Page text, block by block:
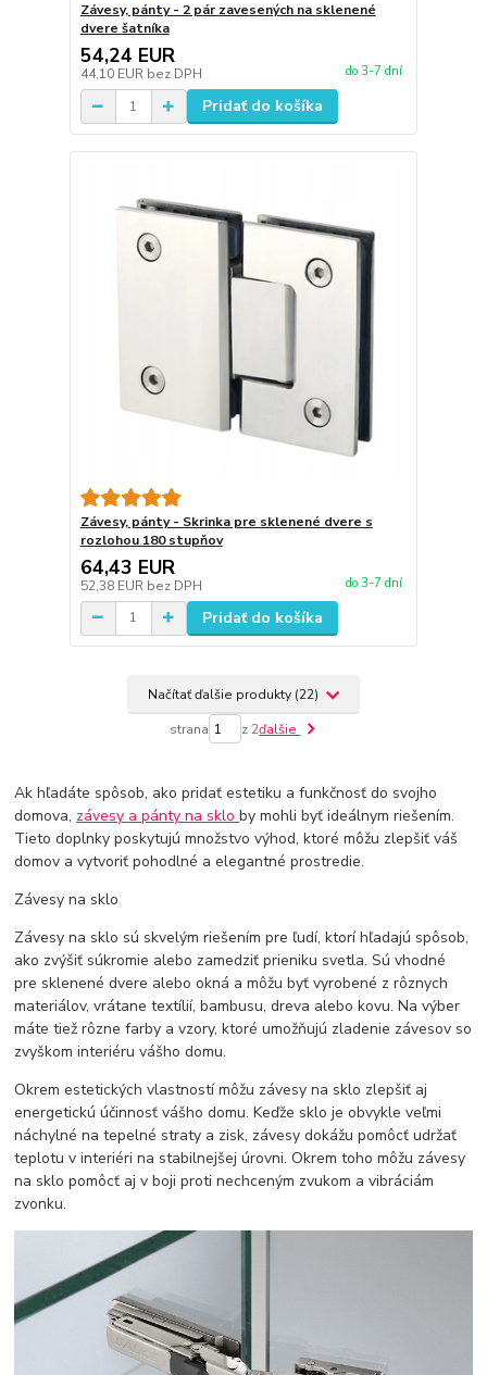
Závesy, pánty - 2 pár zavesených na sklenené
dvere šatníka
54,24 EUR
44,10 EUR bez DPH do 3-7 dní
Pridať do košíka
Závesy, pánty - Skrinka pre sklenené dvere s
rozlohou 180 stupňov
64,43 EUR
52,38 EUR bez DPH do 3-7 dní
Pridať do košíka
Načítať ďalšie produkty (22)
strana z 2ďalšie
Ak hľadáte spôsob, ako pridať estetiku a funkčnosť do svojho
domova, závesy a pánty na skloby mohli byť ideálnym riešením.
Tieto doplnky poskytujú množstvo výhod, ktoré môžu zlepšiť váš
domov a vytvoriť pohodlné a elegantné prostredie.
Závesy na sklo
Závesy na sklo sú skvelým riešením pre ľudí, ktorí hľadajú spôsob,
ako zvýšiť súkromie alebo zamedziť prieniku svetla. Sú vhodné
pre sklenené dvere alebo okná a môžu byť vyrobené z rôznych
materiálov, vrátane textílií, bambusu, dreva alebo kovu. Na výber
máte tiež rôzne farby a vzory, ktoré umožňujú zladenie závesov so
zvyškom interiéru vášho domu.
Okrem estetických vlastností môžu závesy na sklo zlepšiť aj
energetickú účinnosť vášho domu. Keďže sklo je obvykle veľmi
náchylné na tepelné straty a zisk, závesy dokážu pomôcť udržať
teplotu v interiéri na stabilnejšej úrovni. Okrem toho môžu závesy
na sklo pomôcť aj v boji proti nechceným zvukom a vibráciám
zvonku.